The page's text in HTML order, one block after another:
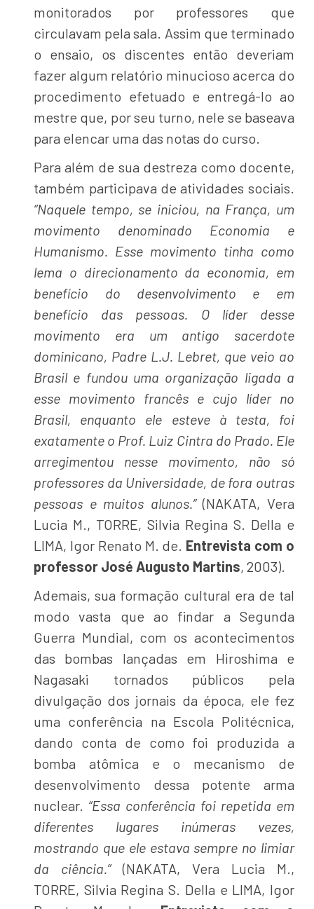
monitorados por professores que
circulavam pela sala. Assim que terminado
o ensaio, os discentes então deveriam
fazer algum relatório minucioso acerca do
procedimento efetuado e entregá-lo ao
mestre que, por seu turno, nele se baseava
para elencar uma das notas do curso.
Para além de sua destreza como docente,
também participava de atividades sociais.
“Naquele tempo, se iniciou, na França, um
movimento denominado Economia e
Humanismo. Esse movimento tinha como
lema o direcionamento da economia, em
benefício do desenvolvimento e em
benefício das pessoas. O líder desse
movimento era um antigo sacerdote
dominicano, Padre L.J. Lebret, que veio ao
Brasil e fundou uma organização ligada a
esse movimento francês e cujo líder no
Brasil, enquanto ele esteve à testa, foi
exatamente o Prof. Luiz Cintra do Prado. Ele
arregimentou nesse movimento, não só
professores da Universidade, de fora outras
pessoas e muitos alunos.”(NAKATA, Vera
Lucia M., TORRE, Silvia Regina S. Della e
LIMA, Igor Renato M. de. Entrevista com o
professor José Augusto Martins, 2003).
Ademais, sua formação cultural era de tal
modo vasta que ao findar a Segunda
Guerra Mundial, com os acontecimentos
das bombas lançadas em Hiroshima e
Nagasaki tornados públicos pela
divulgação dos jornais da época, ele fez
uma conferência na Escola Politécnica,
dando conta de como foi produzida a
bomba atômica e o mecanismo de
desenvolvimento dessa potente arma
nuclear. “Essa conferência foi repetida em
diferentes lugares inúmeras vezes,
mostrando que ele estava sempre no limiar
da ciência.”(NAKATA, Vera Lucia M.,
TORRE, Silvia Regina S. Della e LIMA, Igor